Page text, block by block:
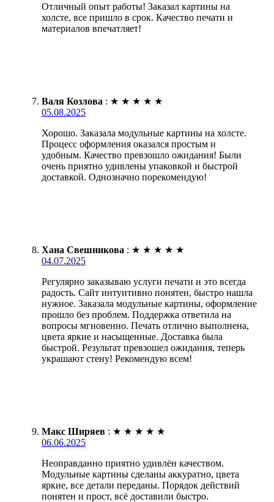
Отличный опыт работы! Заказал картины на
холсте, все пришло в срок. Качество печати и
материалов впечатляет!
Валя Козлова : ★ ★ ★ ★ ★
05.08.2025
Хорошо. Заказала модульные картины на холсте.
Процесс оформления оказался простым и
удобным. Качество превзошло ожидания! Были
очень приятно удивлены упаковкой и быстрой
доставкой. Однозначно порекомендую!
Хана Свешникова : ★ ★ ★ ★ ★
04.07.2025
Регулярно заказываю услуги печати и это всегда
радость. Сайт интуитивно понятен, быстро нашла
нужное. Заказала модульные картины, оформление
прошло без проблем. Поддержка ответила на
вопросы мгновенно. Печать отлично выполнена,
цвета яркие и насыщенные. Доставка была
быстрой. Результат превзошел ожидания, теперь
украшают стену! Рекомендую всем!
Макс Ширяев : ★ ★ ★ ★ ★
06.06.2025
Неоправданно приятно удивлён качеством.
Модульные картины сделаны аккуратно, цвета
яркие, все детали переданы. Порядок действий
понятен и прост, всё доставили быстро.